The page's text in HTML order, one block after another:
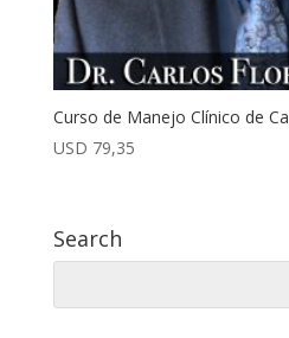
Curso de Manejo Clínico de
USD 79,35
Search